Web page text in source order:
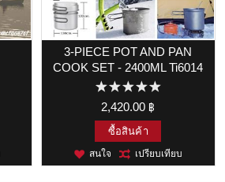
3-PIECE POT AND PAN
COOK SET - 2400ML Ti6014
2,420.00 ฿
ซื้อสินค้า
สนใจ เปรียบเทียบ